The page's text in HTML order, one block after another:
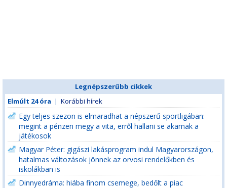
Legnépszerűbb cikkek
Elmúlt 24 óra | Korábbi hírek
Egy teljes szezon is elmaradhat a népszerű sportligában:
megint a pénzen megy a vita, erről hallani se akarnak a
játékosok
Magyar Péter: gigászi lakásprogram indul Magyarországon,
hatalmas változások jönnek az orvosi rendelőkben és
iskolákban is
Dinnyedráma: hiába finom csemege, bedőlt a piac